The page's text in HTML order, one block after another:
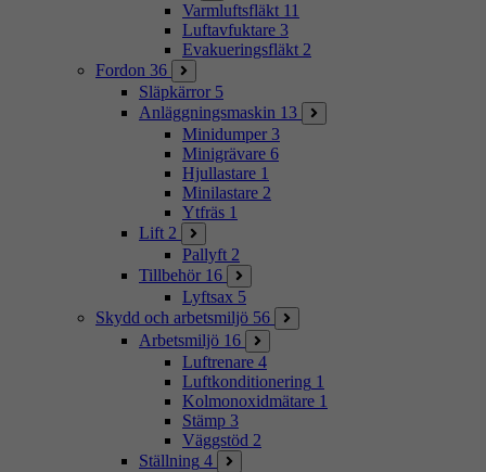
Varmluftsfläkt 11
Luftavfuktare 3
Evakueringsfläkt 2
Fordon 36
Släpkärror 5
Anläggningsmaskin 13
Minidumper 3
Minigrävare 6
Hjullastare 1
Minilastare 2
Ytfräs 1
Lift 2
Pallyft 2
Tillbehör 16
Lyftsax 5
Skydd och arbetsmiljö 56
Arbetsmiljö 16
Luftrenare 4
Luftkonditionering 1
Kolmonoxidmätare 1
Stämp 3
Väggstöd 2
Ställning 4